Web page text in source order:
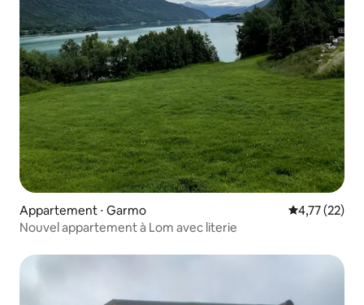
Appartement ⋅ Garmo Évaluation
4,77 (22)
Nouvel appartement à Lom avec literie